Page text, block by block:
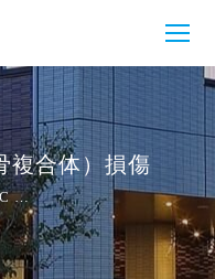
複合体）損傷
…